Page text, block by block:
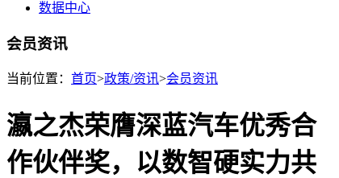
数据中心
会员资讯
当前位置： 首页>政策/资讯>会员资讯
瀛之杰荣膺深蓝汽车优秀合
作伙伴奖，以数智硬实力共